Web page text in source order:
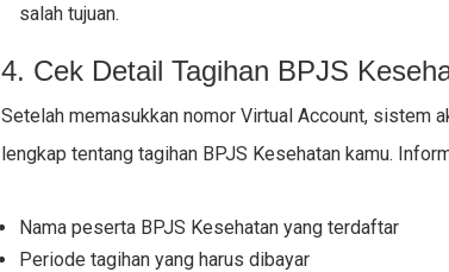
salah tujuan.
4. Cek Detail Tagihan BPJS
Setelah memasukkan nomor Virtual Account, sistem
lengkap tentang tagihan BPJS Kesehatan kamu.
Nama peserta BPJS Kesehatan yang terdaftar
Periode tagihan yang harus dibayar